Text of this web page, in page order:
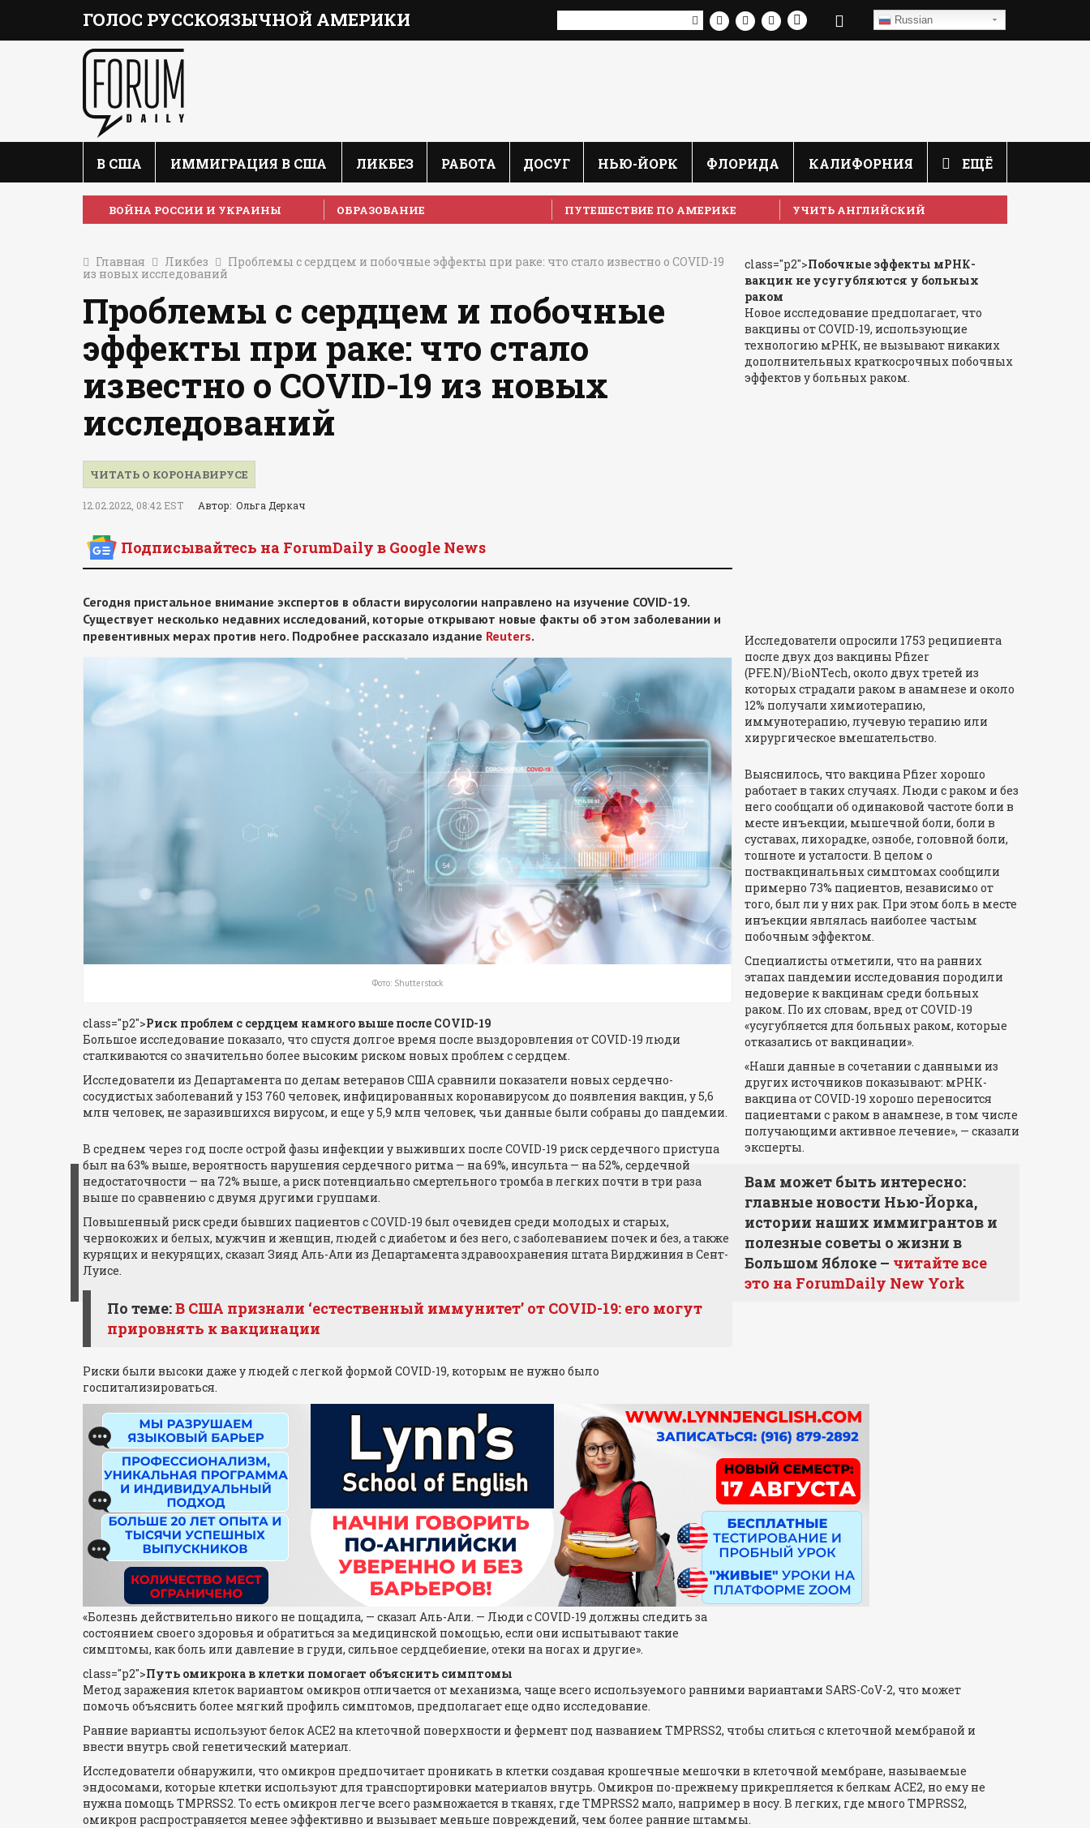
ГОЛОС РУССКОЯЗЫЧНОЙ АМЕРИКИ Russian
В США ИММИГРАЦИЯ В США ЛИКБЕЗ РАБОТА ДОСУГ НЬЮ-ЙОРК ФЛОРИДА КАЛИФОРНИЯ ЕЩЁ
ВОЙНА РОССИИ И УКРАИНЫ ОБРАЗОВАНИЕ ПУТЕШЕСТВИЕ ПО АМЕРИКЕ УЧИТЬ АНГЛИЙСКИЙ
Главная Ликбез Проблемы с сердцем и побочные эффекты при раке: что стало известно о COVID-19
из новых исследований
Проблемы с сердцем и побочные
эффекты при раке: что стало
известно о COVID-19 из новых
исследований
ЧИТАТЬ О КОРОНАВИРУСЕ
12.02.2022, 08:42 EST Автор: Ольга Деркач
Подписывайтесь на ForumDaily в Google News
Сегодня пристальное внимание экспертов в области вирусологии направлено на изучение COVID-19.
Существует несколько недавних исследований, которые открывают новые факты об этом заболевании и
превентивных мерах против него. Подробнее рассказало издание Reuters.
Фото: Shutterstock
class="p2">Риск проблем с сердцем намного выше после COVID-19
Большое исследование показало, что спустя долгое время после выздоровления от COVID-19 люди
сталкиваются со значительно более высоким риском новых проблем с сердцем.
Исследователи из Департамента по делам ветеранов США сравнили показатели новых сердечно-
сосудистых заболеваний у 153 760 человек, инфицированных коронавирусом до появления вакцин, у 5,6
млн человек, не заразившихся вирусом, и еще у 5,9 млн человек, чьи данные были собраны до пандемии.
В среднем через год после острой фазы инфекции у выживших после COVID-19 риск сердечного приступа
был на 63% выше, вероятность нарушения сердечного ритма — на 69%, инсульта — на 52%, сердечной
недостаточности — на 72% выше, а риск потенциально смертельного тромба в легких почти в три раза
выше по сравнению с двумя другими группами.
Повышенный риск среди бывших пациентов с COVID-19 был очевиден среди молодых и старых,
чернокожих и белых, мужчин и женщин, людей с диабетом и без него, с заболеванием почек и без, а также
курящих и некурящих, сказал Зияд Аль-Али из Департамента здравоохранения штата Вирджиния в Сент-
Луисе.
По теме:В США признали ‘естественный иммунитет’ от COVID-19: его могут
прировнять к вакцинации
Риски были высоки даже у людей с легкой формой COVID-19, которым не нужно было
госпитализироваться.
«Болезнь действительно никого не пощадила, — сказал Аль-Али. — Люди с COVID-19 должны следить за
состоянием своего здоровья и обратиться за медицинской помощью, если они испытывают такие
симптомы, как боль или давление в груди, сильное сердцебиение, отеки на ногах и другие».
class="p2">Побочные эффекты мРНК-
вакцин не усугубляются у больных
раком
Новое исследование предполагает, что
вакцины от COVID-19, использующие
технологию мРНК, не вызывают никаких
дополнительных краткосрочных побочных
эффектов у больных раком.
Исследователи опросили 1753 реципиента
после двух доз вакцины Pfizer
(PFE.N)/BioNTech, около двух третей из
которых страдали раком в анамнезе и около
12% получали химиотерапию,
иммунотерапию, лучевую терапию или
хирургическое вмешательство.
Выяснилось, что вакцина Pfizer хорошо
работает в таких случаях. Люди с раком и без
него сообщали об одинаковой частоте боли в
месте инъекции, мышечной боли, боли в
суставах, лихорадке, ознобе, головной боли,
тошноте и усталости. В целом о
поствакцинальных симптомах сообщили
примерно 73% пациентов, независимо от
того, был ли у них рак. При этом боль в месте
инъекции являлась наиболее частым
побочным эффектом.
Специалисты отметили, что на ранних
этапах пандемии исследования породили
недоверие к вакцинам среди больных
раком. По их словам, вред от COVID-19
«усугубляется для больных раком, которые
отказались от вакцинации».
«Наши данные в сочетании с данными из
других источников показывают: мРНК-
вакцина от COVID-19 хорошо переносится
пациентами с раком в анамнезе, в том числе
получающими активное лечение», — сказали
эксперты.
Вам может быть интересно:
главные новости Нью-Йорка,
истории наших иммигрантов и
полезные советы о жизни в
Большом Яблоке – читайте все
это на ForumDaily New York
class="p2">Путь омикрона в клетки помогает объяснить симптомы
Метод заражения клеток вариантом омикрон отличается от механизма, чаще всего используемого ранними вариантами SARS-CoV-2, что может
помочь объяснить более мягкий профиль симптомов, предполагает еще одно исследование.
Ранние варианты используют белок ACE2 на клеточной поверхности и фермент под названием TMPRSS2, чтобы слиться с клеточной мембраной и
ввести внутрь свой генетический материал.
Исследователи обнаружили, что омикрон предпочитает проникать в клетки создавая крошечные мешочки в клеточной мембране, называемые
эндосомами, которые клетки используют для транспортировки материалов внутрь. Омикрон по-прежнему прикрепляется к белкам ACE2, но ему не
нужна помощь TMPRSS2. То есть омикрон легче всего размножается в тканях, где TMPRSS2 мало, например в носу. В легких, где много TMPRSS2,
омикрон распространяется менее эффективно и вызывает меньше повреждений, чем более ранние штаммы.